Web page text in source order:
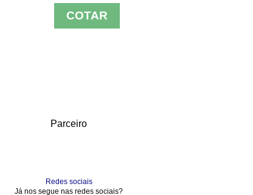
COTAR
Parceiro
Redes sociais
Já nos segue nas redes sociais?